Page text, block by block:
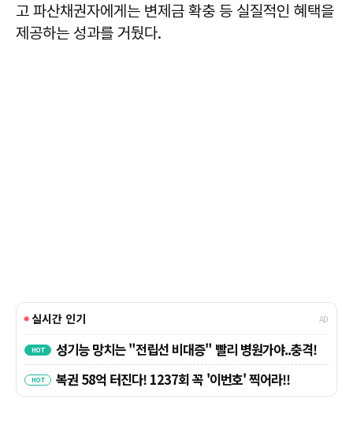
고 파산채권자에게는 변제금 확충 등 실질적인 혜택을
제공하는 성과를 거뒀다.